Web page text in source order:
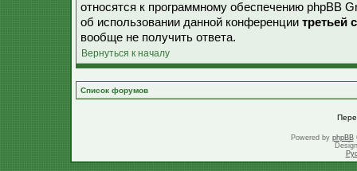
относятся к программному обеспечению phpBB
об использовании данной конференции третьей
вообще не получить ответа.
Вернуться к началу
Список форумов
Powered by phpBB